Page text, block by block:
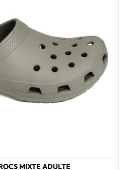
MIXTE ADULTE